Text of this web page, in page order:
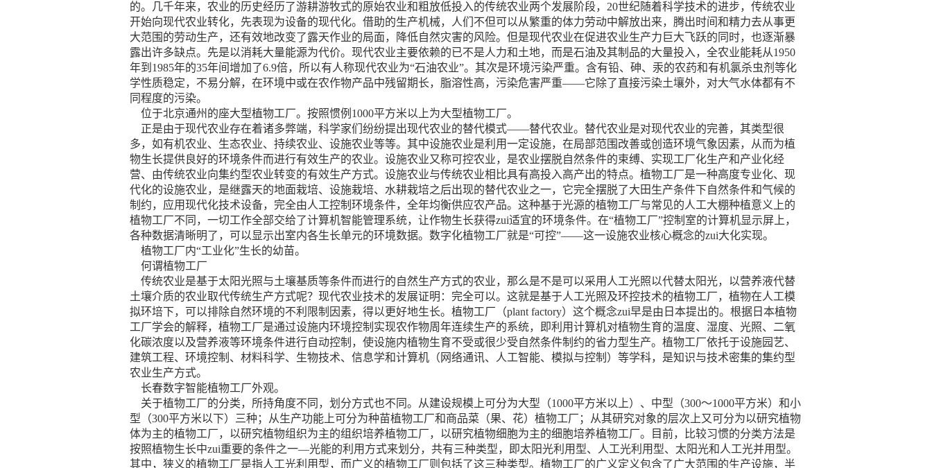
的。几千年来，农业的历史经历了游耕游牧式的原始农业和粗放低投入的传统农业两个发展阶段，20世纪随着科学技术的进步，传统农业
开始向现代农业转化，先表现为设备的现代化。借助的生产机械，人们不但可以从繁重的体力劳动中解放出来，腾出时间和精力去从事更
大范围的劳动生产，还有效地改变了露天作业的局面，降低自然灾害的风险。但是现代农业在促进农业生产力巨大飞跃的同时，也逐渐暴
露出许多缺点。先是以消耗大量能源为代价。现代农业主要依赖的已不是人力和土地，而是石油及其制品的大量投入，全农业能耗从1950
年到1985年的35年间增加了6.9倍，所以有人称现代农业为“石油农业”。其次是环境污染严重。含有铅、砷、汞的农药和有机氯杀虫剂等化
学性质稳定，不易分解，在环境中或在农作物产品中残留期长，脂溶性高，污染危害严重——它除了直接污染土壤外，对大气水体都有不
同程度的污染。
位于北京通州的座大型植物工厂。按照惯例1000平方米以上为大型植物工厂。
正是由于现代农业存在着诸多弊端，科学家们纷纷提出现代农业的替代模式——替代农业。替代农业是对现代农业的完善，其类型很
多，如有机农业、生态农业、持续农业、设施农业等等。其中设施农业是利用一定设施，在局部范围改善或创造环境气象因素，从而为植
物生长提供良好的环境条件而进行有效生产的农业。设施农业又称可控农业，是农业摆脱自然条件的束缚、实现工厂化生产和产业化经
营、由传统农业向集约型农业转变的有效生产方式。设施农业与传统农业相比具有高投入高产出的特点。植物工厂是一种高度专业化、现
代化的设施农业，是继露天的地面栽培、设施栽培、水耕栽培之后出现的替代农业之一，它完全摆脱了大田生产条件下自然条件和气候的
制约，应用现代化技术设备，完全由人工控制环境条件，全年均衡供应农产品。这种基于光源的植物工厂与常见的人工大棚种植意义上的
植物工厂不同，一切工作全部交给了计算机智能管理系统，让作物生长获得zui适宜的环境条件。在“植物工厂”控制室的计算机显示屏上，
各种数据清晰明了，可以显示出室内各生长单元的环境数据。数字化植物工厂就是“可控”——这一设施农业核心概念的zui大化实现。
植物工厂内“工业化”生长的幼苗。
何谓植物工厂
传统农业是基于太阳光照与土壤基质等条件而进行的自然生产方式的农业，那么是不是可以采用人工光照以代替太阳光，以营养液代替
土壤介质的农业取代传统生产方式呢？现代农业技术的发展证明：完全可以。这就是基于人工光照及环控技术的植物工厂，植物在人工模
拟环培下，可以排除自然环境的不利限制因素，得以更好地生长。植物工厂（plant factory）这个概念zui早是由日本提出的。根据日本植物
工厂学会的解释，植物工厂是通过设施内环境控制实现农作物周年连续生产的系统，即利用计算机对植物生育的温度、湿度、光照、二氧
化碳浓度以及营养液等环境条件进行自动控制，使设施内植物生育不受或很少受自然条件制约的省力型生产。植物工厂依托于设施园艺、
建筑工程、环境控制、材料科学、生物技术、信息学和计算机（网络通讯、人工智能、模拟与控制）等学科，是知识与技术密集的集约型
农业生产方式。
长春数字智能植物工厂外观。
关于植物工厂的分类，所持角度不同，划分方式也不同。从建设规模上可分为大型（1000平方米以上）、中型（300～1000平方米）和小
型（300平方米以下）三种；从生产功能上可分为种苗植物工厂和商品菜（果、花）植物工厂；从其研究对象的层次上又可分为以研究植物
体为主的植物工厂，以研究植物组织为主的组织培养植物工厂，以研究植物细胞为主的细胞培养植物工厂。目前，比较习惯的分类方法是
按照植物生长中zui重要的条件之一—光能的利用方式来划分，共有三种类型，即太阳光利用型、人工光利用型、太阳光和人工光并用型。
其中，狭义的植物工厂是指人工光利用型，而广义的植物工厂则包括了这三种类型。植物工厂的广义定义包含了广大范围的生产设施，半